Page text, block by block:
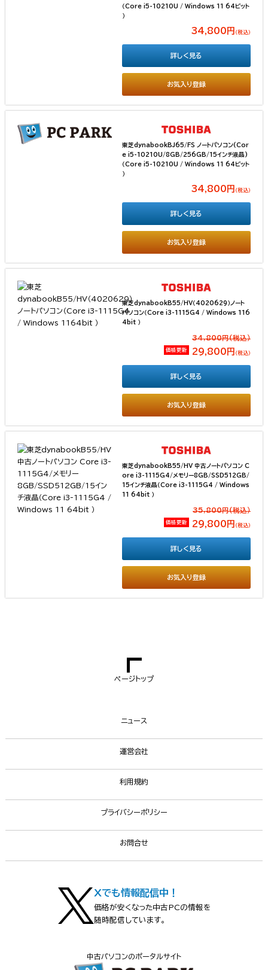
（Core i5-10210U / Windows 11 64ビット
）
34,800円 （税込）
お気入り登録
詳しく見る
東芝dynabookBJ65/FS ノートパソコン(Cor
e i5-10210U/8GB/256GB/15インチ液晶)
（Core i5-10210U / Windows 11 64ビット
）
34,800円 （税込）
お気入り登録
詳しく見る
東芝dynabookB55/HV（4020629）ノート
パソコン（Core i3-1115G4 / Windows 116
4bit ）
34,800円(税込）
価格更新 29,800円 （税込）
お気入り登録
詳しく見る
東芝dynabookB55/HV 中古ノートパソコン C
ore i3-1115G4/メモリー8GB/SSD512GB/
15インチ液晶（Core i3-1115G4 / Windows
11 64bit ）
35,800円(税込）
価格更新 29,800円 （税込）
お気入り登録
詳しく見る
ページトップ
ニュース
運営会社
利用規約
プライバシーポリシー
お問合せ
Xでも情報配信中！
価格が安くなった中古PCの情報を
随時配信しています。
中古パソコンのポータルサイト